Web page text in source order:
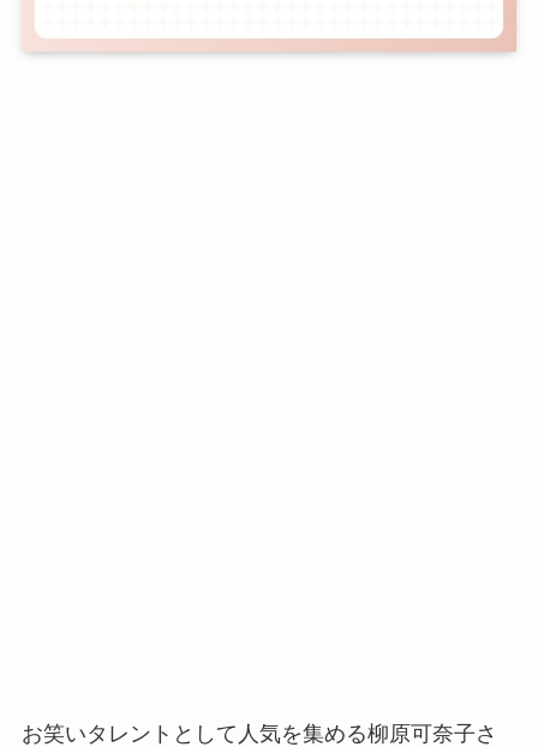
お笑いタレントとして人気を集める柳原可奈子さ